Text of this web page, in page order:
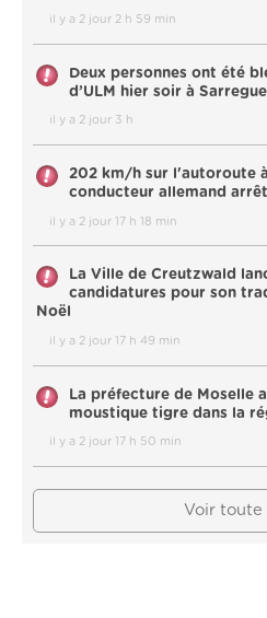
il y a 2 jour 2 h 59 min
Deux personnes ont été
d’ULM hier soir à
il y a 2 jour 3 h
202 km/h sur l'autoroute
conducteur allemand
il y a 2 jour 17 h 18 min
La Ville de Creutzwald
candidatures pour son
Noël
il y a 2 jour 17 h 49 min
La préfecture de Moselle
moustique tigre dans la
il y a 2 jour 17 h 50 min
Voir toute